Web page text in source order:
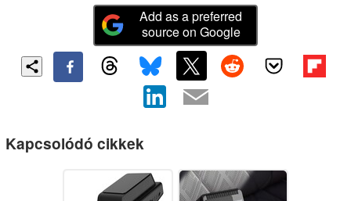
Add as a preferred
source on Google
Kapcsolódó cikkek